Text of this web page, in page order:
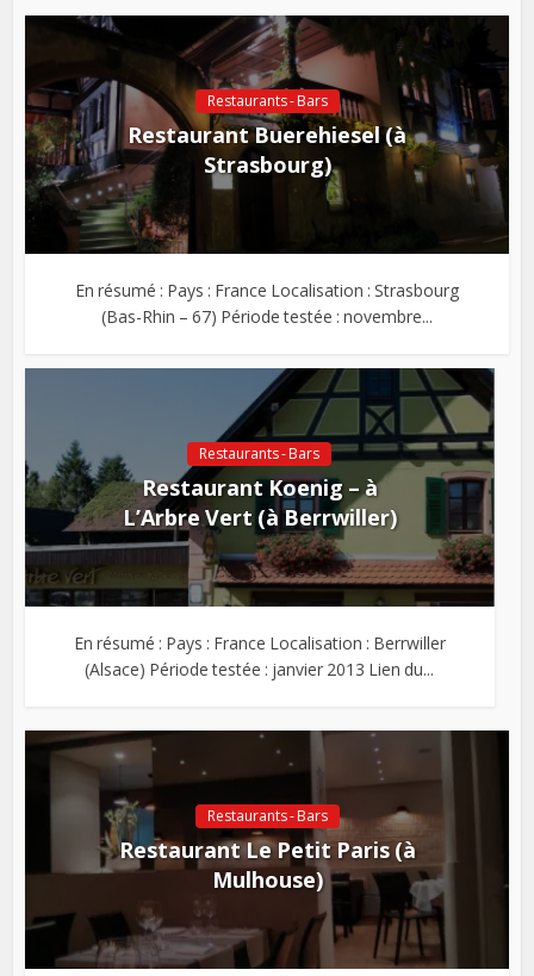
Restaurants - Bars
Restaurant Buerehiesel (à
Strasbourg)
En résumé : Pays : France Localisation : Strasbourg
(Bas-Rhin – 67) Période testée : novembre...
Restaurants - Bars
Restaurant Koenig – à
L’Arbre Vert (à Berrwiller)
En résumé : Pays : France Localisation : Berrwiller
(Alsace) Période testée : janvier 2013 Lien du...
Restaurants - Bars
Restaurant Le Petit Paris (à
Mulhouse)